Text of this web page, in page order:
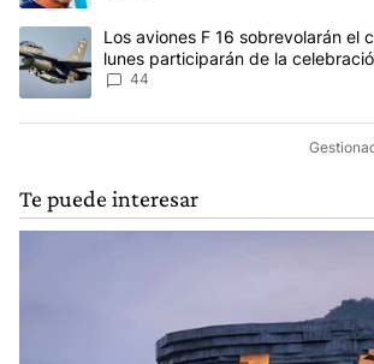
Un artículo de tendencia con el título "Los
Los aviones F 16 sobrevolarán el
lunes participarán de la
Aérea
44